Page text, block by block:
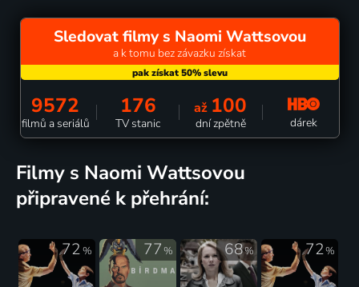
Sledovat filmy s Naomi Wattsovou
a k tomu bez závazku získat
9572
filmů a seriálů
176
TV stanic
až 100
dní zpětně dárek
filmy s Naomi Wattsovou
připravené k přehrání:
72% 77% 68% 72%